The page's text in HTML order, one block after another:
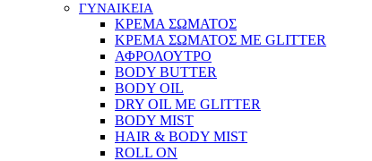
ΓΥΝΑΙΚΕΙΑ
ΚΡΕΜΑ ΣΩΜΑΤΟΣ
ΚΡΕΜΑ ΣΩΜΑΤΟΣ ΜΕ GLITTER
ΑΦΡΟΛΟΥΤΡΟ
BODY BUTTER
BODY OIL
DRY OIL ΜΕ GLITTER
BODY MIST
HAIR & BODY MIST
ROLL ON